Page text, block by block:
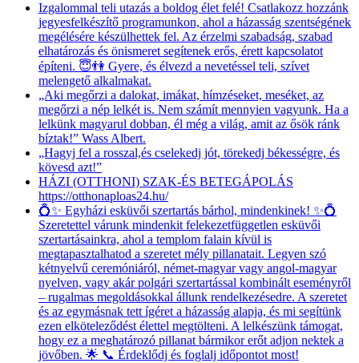
Izgalommal teli utazás a boldog élet felé! Csatlakozz hozzánk
jegyesfelkészítő programunkon, ahol a házasság szentségének
megélésére készülhettek fel. Az érzelmi szabadság, szabad
elhatározás és önismeret segítenek erős, érett kapcsolatot
építeni. 😇👫 Gyere, és élvezd a nevetéssel teli, szívet
melengető alkalmakat.
„Aki megőrzi a dalokat, imákat, hímzéseket, meséket, az
megőrzi a nép lelkét is. Nem számít mennyien vagyunk. Ha a
lelkünk magyarul dobban, él még a világ, amit az ősök ránk
bíztak!” Wass Albert.
„Hagyj fel a rosszal,és cselekedj jót, törekedj békességre, és
kövesd azt!”
HÁZI (OTTHONI) SZAK-ÉS BETEGÁPOLÁS
https://otthonaploas24.hu/
💍✨ Egyházi esküvői szertartás bárhol, mindenkinek! ✨💍
Szeretettel várunk mindenkit felekezetfüggetlen esküvői
szertartásainkra, ahol a templom falain kívül is
megtapasztalhatod a szeretet mély pillanatait. Legyen szó
kétnyelvű ceremóniáról, német-magyar vagy angol-magyar
nyelven, vagy akár polgári szertartással kombinált eseményről
– rugalmas megoldásokkal állunk rendelkezésedre. A szeretet
és az egymásnak tett ígéret a házasság alapja, és mi segítünk
ezen elköteleződést élettel megtölteni. A lelkészünk támogat,
hogy ez a meghatározó pillanat bármikor erőt adjon nektek a
jövőben. 🌟 📞 Érdeklődj és foglalj időpontot most!